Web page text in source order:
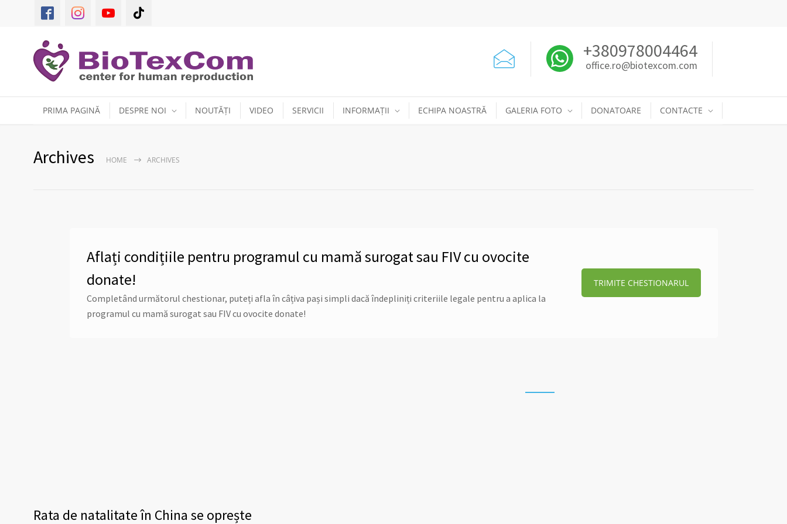
+380978004464
office.ro@biotexcom.com
PRIMA PAGINĂ DESPRE NOI NOUTĂȚI VIDEO SERVICII INFORMAȚII ECHIPA NOASTRĂ GALERIA FOTO DONATOARE CONTACTE
Archives HOME ARCHIVES
Aflați condițiile pentru programul cu mamă surogat sau FIV cu ovocite
donate!
Completând următorul chestionar, puteți afla în câțiva pași simpli dacă îndepliniți criteriile legale pentru a aplica la
programul cu mamă surogat sau FIV cu ovocite donate!
TRIMITE CHESTIONARUL
Rata de natalitate în China se oprește